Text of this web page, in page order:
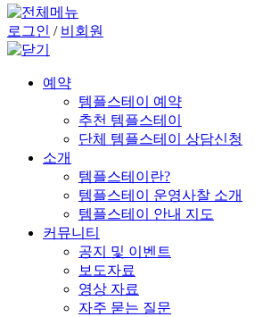
로그인 / 비회원
예약
템플스테이 예약
추천 템플스테이
단체 템플스테이 상담신청
소개
템플스테이란?
템플스테이 운영사찰 소개
템플스테이 안내 지도
커뮤니티
공지 및 이벤트
보도자료
영상 자료
자주 묻는 질문